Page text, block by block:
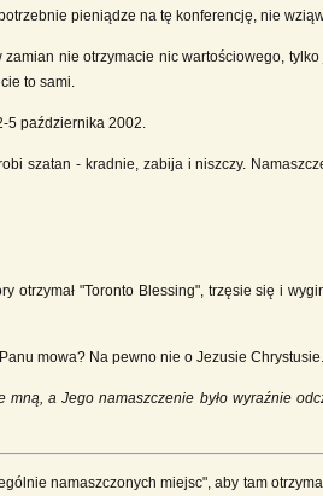
pieniądze na tę konferencję, nie
nie otrzymacie nic wartościowego,
to sami.
5 października 2002.
szatan - kradnie, zabija i niszczy.
"Toronto Blessing", trzęsie się i
mowa? Na pewno nie o Jezusie Chrystusie.
a Jego namaszczenie było wyraźnie
namaszczonych miejsc", aby tam